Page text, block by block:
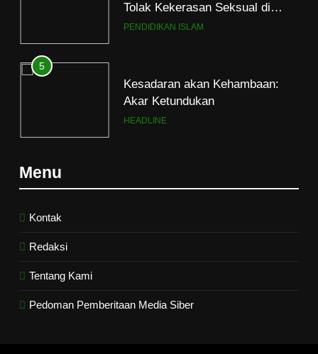
Tolak Kekerasan Seksual di
Lingkungan Kampus dan
PENDIDIKAN ISLAM
5
Kesadaran akan Kehambaan:
Akar Ketundukan
HEADLINE
Kebutuhan versus Keinginan
7
Dakwah Ramadan
PENDIDIKAN ISLAM
Menu
Kontak
Redaksi
Tentang Kami
Pedoman Pemberitaan Media Siber